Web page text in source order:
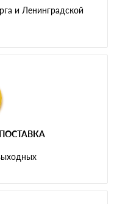
и Ленинградской